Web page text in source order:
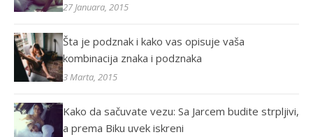
27 Januara, 2015
Šta je podznak i kako vas opisuje vaša
kombinacija znaka i podznaka
3 Marta, 2015
Kako da sačuvate vezu: Sa Jarcem budite strpljivi,
a prema Biku uvek iskreni